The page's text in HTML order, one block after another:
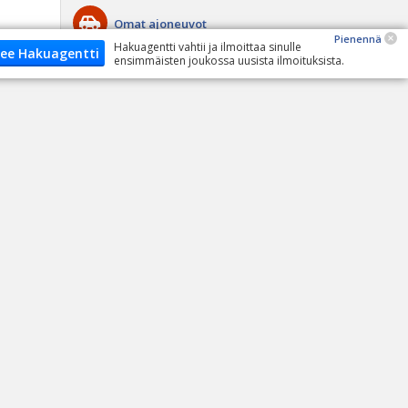
Omat ajoneuvot
Hakuagentti
Hakuagentti vahtii ja ilmoittaa sinulle
ensimmäisten joukossa uusista ilmoituksista.
Pienennä